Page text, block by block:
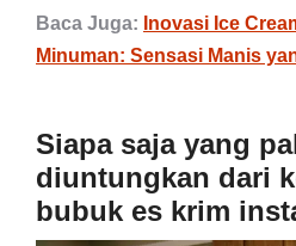
Baca Juga: Inovasi Ice
Minuman: Sensasi Manis
Siapa saja yang
diuntungkan dari
bubuk es krim